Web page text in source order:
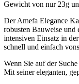
Gewicht von nur 23g
Der Amefa Elegance
robusten Bauweise und
intensiven Einsatz in
schnell und einfach
Wenn Sie auf der
Mit seiner eleganten,